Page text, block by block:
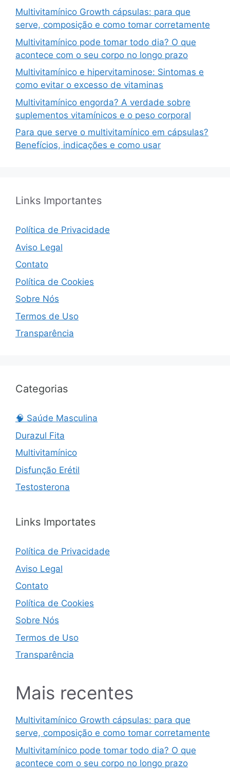
Multivitamínico Growth cápsulas: para que
serve, composição e como tomar corretamente
Multivitamínico pode tomar todo dia? O que
acontece com o seu corpo no longo prazo
Multivitamínico e hipervitaminose: Sintomas e
como evitar o excesso de vitaminas
Multivitamínico engorda? A verdade sobre
suplementos vitamínicos e o peso corporal
Para que serve o multivitamínico em cápsulas?
Benefícios, indicações e como usar
Links Importantes
Política de Privacidade
Aviso Legal
Contato
Política de Cookies
Sobre Nós
Termos de Uso
Transparência
Categorias
🧠 Saúde Masculina
Durazul Fita
Multivitamínico
Disfunção Erétil
Testosterona
Links Importates
Política de Privacidade
Aviso Legal
Contato
Política de Cookies
Sobre Nós
Termos de Uso
Transparência
Mais recentes
Multivitamínico Growth cápsulas: para que
serve, composição e como tomar corretamente
Multivitamínico pode tomar todo dia? O que
acontece com o seu corpo no longo prazo